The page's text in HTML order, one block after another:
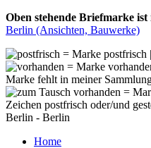
Oben stehende Briefmarke
Berlin (Ansichten, Bauwerke)
= Marke postfrisch |
= Marke
Marke fehlt in meiner
=
Zeichen postfrisch oder/und
Berlin - Berlin
Home